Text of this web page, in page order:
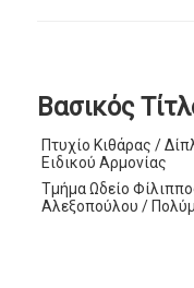
Βασικός
Πτυχίο Κιθάρας /
Ειδικού Αρμονίας
Τμήμα Ωδείο
Αλεξοπούλου /